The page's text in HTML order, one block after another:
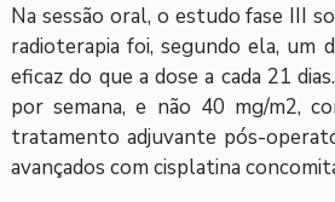
Na sessão oral, o estudo fase III
radioterapia foi, segundo ela, um
eficaz do que a dose a cada 21
por semana, e não 40 mg/m2,
tratamento adjuvante pós-
avançados com cisplatina